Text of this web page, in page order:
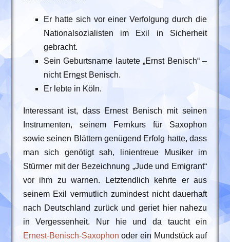
Er hatte sich vor einer Verfolgung durch die
Nationalsozialisten im Exil in Sicherheit
gebracht.
Sein Geburtsname lautete „Ernst Benisch“ –
nicht Ernest Benisch.
Er lebte in Köln.
Interessant ist, dass Ernest Benisch mit seinen
Instrumenten, seinem Fernkurs für Saxophon
sowie seinen Blättern genügend Erfolg hatte, dass
man sich genötigt sah, linientreue Musiker im
Stürmer mit der Bezeichnung „Jude und Emigrant“
vor ihm zu warnen. Letztendlich kehrte er aus
seinem Exil vermutlich zumindest nicht dauerhaft
nach Deutschland zurück und geriet hier nahezu
in Vergessenheit. Nur hie und da taucht ein
Ernest-Benisch-Saxophon oder ein Mundstück auf